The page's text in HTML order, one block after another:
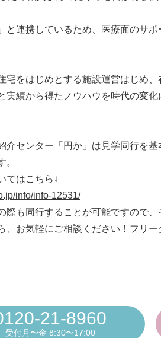
と連携しているため、医療面のサ
宅をはじめとする施設運営はじめ
実績から得たノウハウを時代の変化
介センター「円か」は見学同行を
。
てはこちら↓
info/info-12531/
際も同行することが可能ですので
、お気軽にご相談ください！フリ
21-8960
受付月〜金 8:30〜17:00